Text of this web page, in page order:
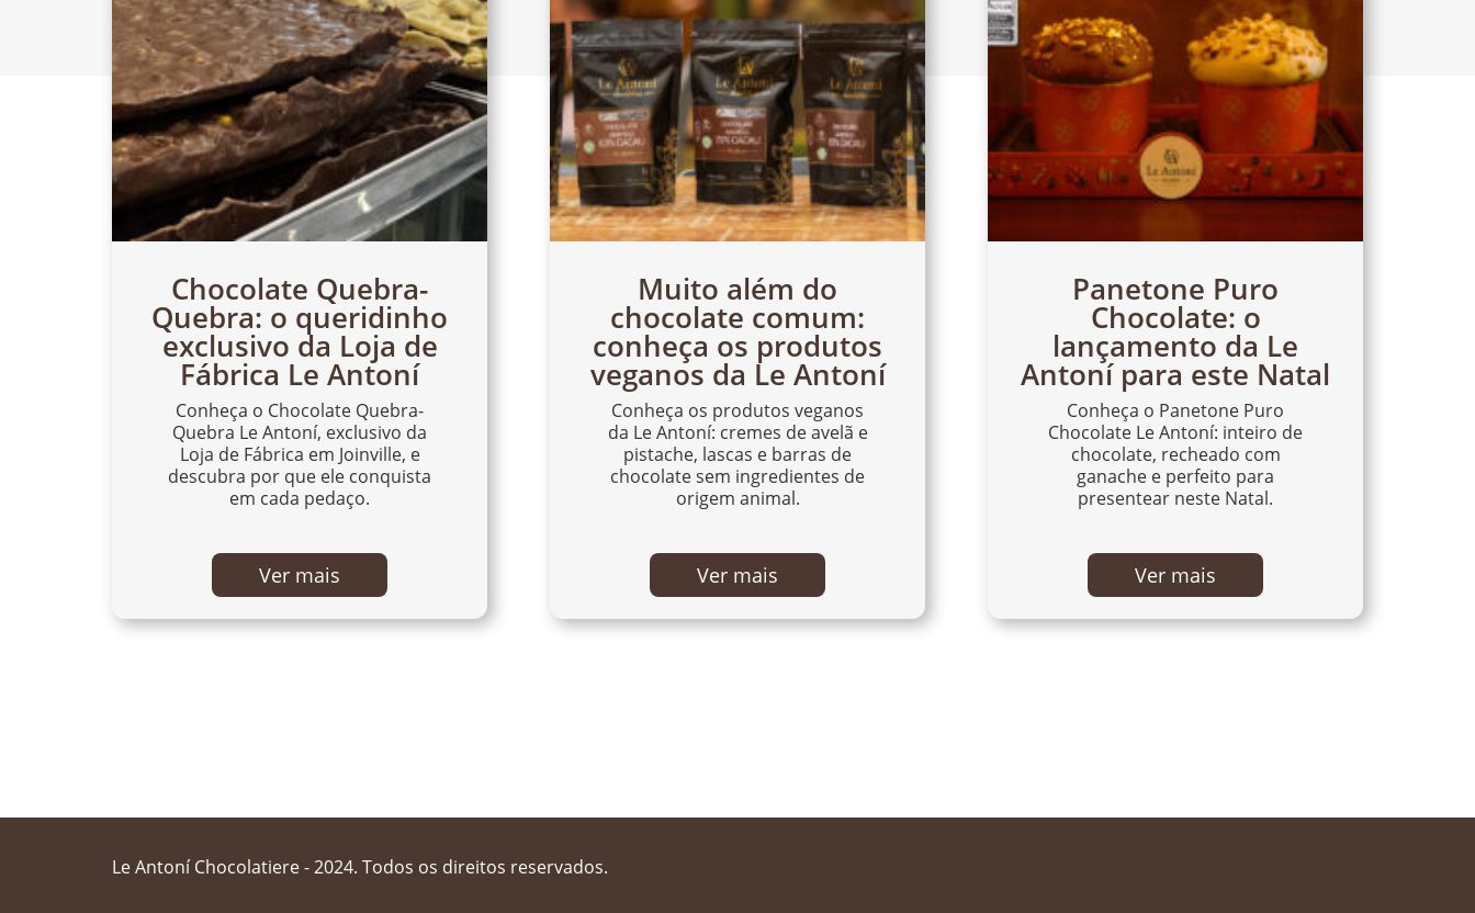
Chocolate Quebra-
Quebra: o queridinho
exclusivo da Loja de
Fábrica Le Antoní
Conheça o Chocolate Quebra-
Quebra Le Antoní, exclusivo da
Loja de Fábrica em Joinville, e
descubra por que ele conquista
em cada pedaço.
Ver mais
Muito além do
chocolate comum:
conheça os produtos
veganos da Le Antoní
Conheça os produtos veganos
da Le Antoní: cremes de avelã e
pistache, lascas e barras de
chocolate sem ingredientes de
origem animal.
Ver mais
Panetone Puro
Chocolate: o
lançamento da Le
Antoní para este Natal
Conheça o Panetone Puro
Chocolate Le Antoní: inteiro de
chocolate, recheado com
ganache e perfeito para
presentear neste Natal.
Ver mais
Le Antoní Chocolatiere - 2024. Todos os direitos reservados.